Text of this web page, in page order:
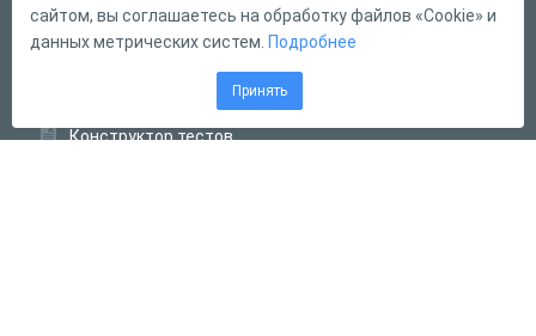
Форма обратной связи
Конструктор тестов
сайтом, вы соглашаетесь на обработку файлов «Cookie» и
данных метрических систем. Подробнее
Принять